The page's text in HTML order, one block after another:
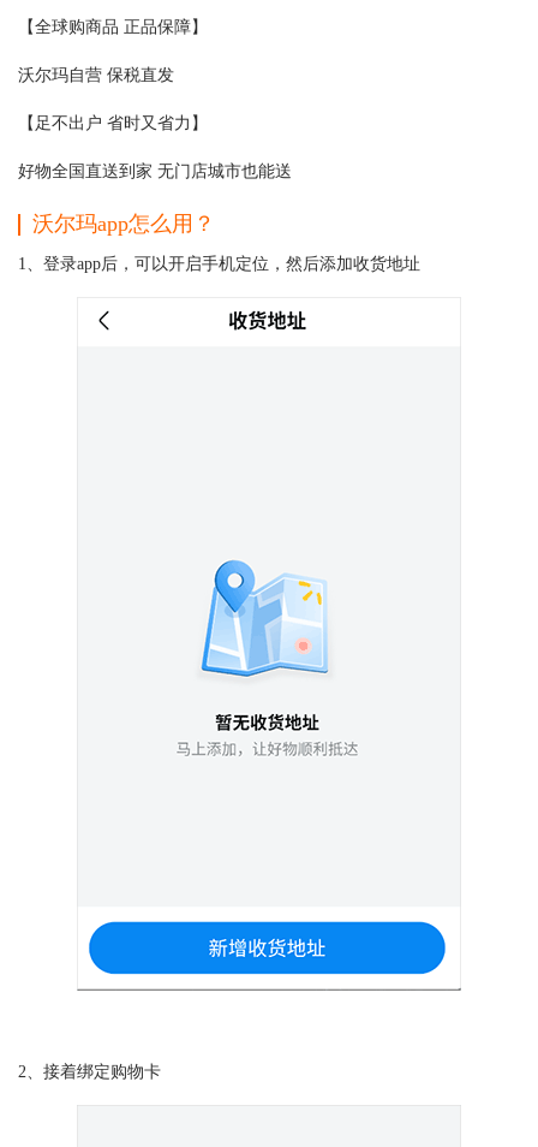
【全球购商品 正品保障】
沃尔玛自营 保税直发
【足不出户 省时又省力】
好物全国直送到家 无门店城市也能送
沃尔玛app怎么用？
1、登录app后，可以开启手机定位，然后添加收货地址
2、接着绑定购物卡